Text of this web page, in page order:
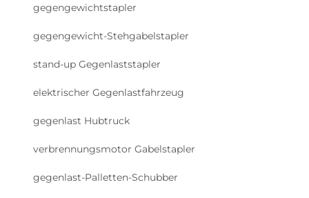
gegengewichtstapler
gegengewicht-Stehgabelstapler
stand-up Gegenlaststapler
elektrischer Gegenlastfahrzeug
gegenlast Hubtruck
verbrennungsmotor Gabelstapler
gegenlast-Palletten-Schubber